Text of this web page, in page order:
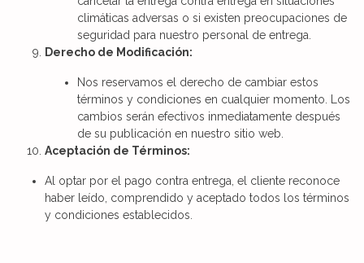
climáticas adversas o si existen preocupaciones de
seguridad para nuestro personal de entrega.
Derecho de Modificación:
Nos reservamos el derecho de cambiar estos
términos y condiciones en cualquier momento. Los
cambios serán efectivos inmediatamente después
de su publicación en nuestro sitio web.
Aceptación de Términos:
Al optar por el pago contra entrega, el cliente reconoce
haber leído, comprendido y aceptado todos los términos
y condiciones establecidos.